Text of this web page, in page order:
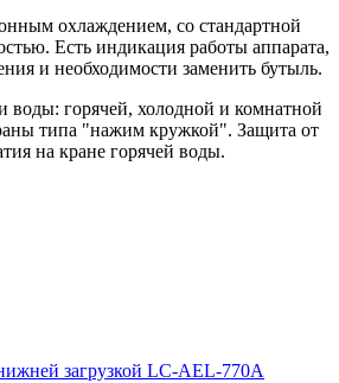
охлаждением, со стандартной
Есть индикация работы аппарата,
и необходимости заменить бутыль.
воды: горячей, холодной и комнатной
типа "нажим кружкой". Защита от
на кране горячей воды.
загрузкой LC-AEL-770A